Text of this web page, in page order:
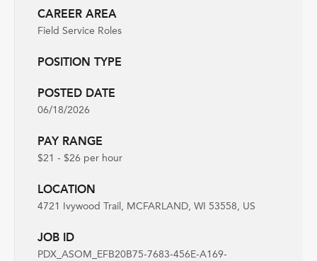
CAREER AREA
Field Service Roles
POSITION TYPE
POSTED DATE
06/18/2026
PAY RANGE
$21 - $26 per hour
LOCATION
4721 Ivywood Trail, MCFARLAND, WI 53558, US
JOB ID
PDX_ASOM_EFB20B75-7683-456E-A169-